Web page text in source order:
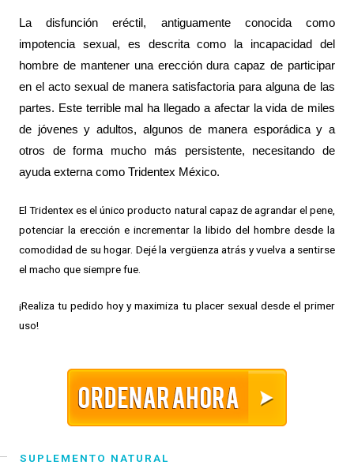
La disfunción eréctil, antiguamente conocida como
impotencia sexual, es descrita como la incapacidad del
hombre de mantener una erección dura capaz de participar
en el acto sexual de manera satisfactoria para alguna de las
partes. Este terrible mal ha llegado a afectar la vida de miles
de jóvenes y adultos, algunos de manera esporádica y a
otros de forma mucho más persistente, necesitando de
ayuda externa como Tridentex México.
El Tridentex es el único producto natural capaz de agrandar el pene,
potenciar la erección e incrementar la libido del hombre desde la
comodidad de su hogar. Dejé la vergüenza atrás y vuelva a sentirse
el macho que siempre fue.
¡Realiza tu pedido hoy y maximiza tu placer sexual desde el primer
uso!
SUPLEMENTO NATURAL